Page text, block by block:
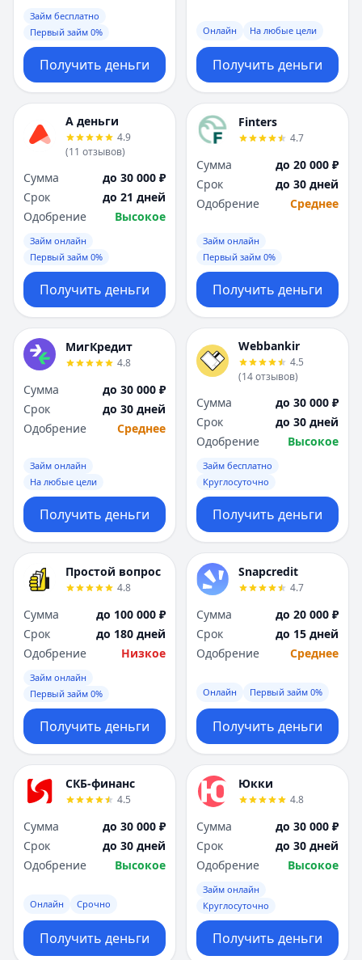
Займ бесплатно
Первый займ 0%
Получить деньги
Онлайн На любые цели
Получить деньги
А деньги
4.9
(11 отзывов)
Сумма
до 30 000 ₽
Срок
до 21 дней
Одобрение
Высокое
Займ онлайн
Первый займ 0%
Получить деньги
Finters
4.7
Сумма
до 20 000 ₽
Срок
до 30 дней
Одобрение
Среднее
Займ онлайн
Первый займ 0%
Получить деньги
МигКредит
4.8
Сумма
до 30 000 ₽
Срок
до 30 дней
Одобрение
Среднее
Займ онлайн
На любые цели
Получить деньги
Webbankir
4.5
(14отзывов)
Сумма
до 30 000 ₽
Срок
до 30 дней
Одобрение
Высокое
Займ бесплатно
Круглосуточно
Получить деньги
Простой вопрос
4.8
Сумма
до 100 000 ₽
Срок
до 180 дней
Одобрение
Низкое
Займ онлайн
Первый займ 0%
Получить деньги
Snapcredit
4.7
Сумма
до 20 000 ₽
Срок
до 15 дней
Одобрение
Среднее
Онлайн Первый займ 0%
Получить деньги
СКБ-финанс
4.5
Сумма
до 30 000 ₽
Срок
до 30 дней
Одобрение
Высокое
Онлайн Срочно
Получить деньги
Юкки
4.8
Сумма
до 30 000 ₽
Срок
до 30 дней
Одобрение
Высокое
Займ онлайн
Круглосуточно
Получить деньги